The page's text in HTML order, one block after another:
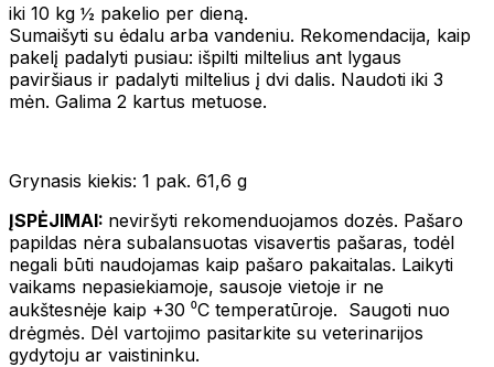
iki 10 kg ½ pakelio per dieną.
Sumaišyti su ėdalu arba vandeniu. Rekomendacija, kaip
pakelį padalyti pusiau: išpilti miltelius ant lygaus
paviršiaus ir padalyti miltelius į dvi dalis. Naudoti iki 3
mėn. Galima 2 kartus metuose.
Grynasis kiekis: 1 pak. 61,6 g
ĮSPĖJIMAI: neviršyti rekomenduojamos dozės. Pašaro
papildas nėra subalansuotas visavertis pašaras, todėl
negali būti naudojamas kaip pašaro pakaitalas. Laikyti
vaikams nepasiekiamoje, sausoje vietoje ir ne
aukštesnėje kaip +30 ⁰C temperatūroje. Saugoti nuo
drėgmės. Dėl vartojimo pasitarkite su veterinarijos
gydytoju ar vaistininku.